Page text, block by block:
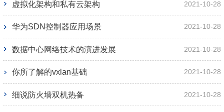
虚拟化架构和私有云架构 2021-10-28
华为SDN控制器应用场景 2021-10-28
数据中心网络技术的演进发展 2021-10-28
你所了解的vxlan基础 2021-10-28
细说防火墙双机热备 2021-10-28